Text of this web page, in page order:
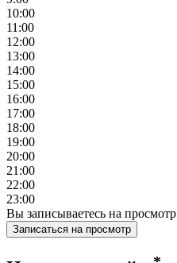
10:00
11:00
12:00
13:00
14:00
15:00
16:00
17:00
18:00
19:00
20:00
21:00
22:00
23:00
Вы записываетесь на просмотр
Записаться на просмотр